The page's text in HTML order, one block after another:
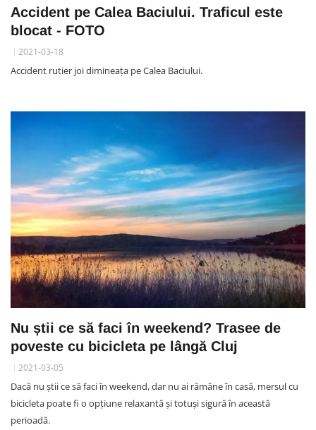
Accident pe Calea Baciului. Traficul este
blocat - FOTO
2021-03-18
Accident rutier joi dimineața pe Calea Baciului.
Nu știi ce să faci în weekend? Trasee de
poveste cu bicicleta pe lângă Cluj
2021-03-05
Dacă nu știi ce să faci în weekend, dar nu ai rămâne în casă, mersul cu
bicicleta poate fi o opțiune relaxantă și totuși sigură în această
perioadă.